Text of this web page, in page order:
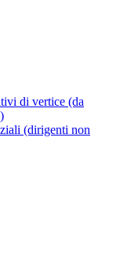
di vertice (da
(dirigenti non